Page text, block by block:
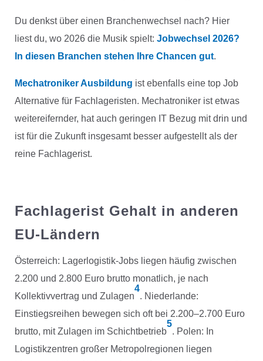
Du denkst über einen Branchenwechsel nach? Hier
liest du, wo 2026 die Musik spielt: Jobwechsel 2026?
In diesen Branchen stehen Ihre Chancen gut.
Mechatroniker Ausbildung ist ebenfalls eine top Job
Alternative für Fachlageristen. Mechatroniker ist etwas
weitereifernder, hat auch geringen IT Bezug mit drin und
ist für die Zukunft insgesamt besser aufgestellt als der
reine Fachlagerist.
Fachlagerist Gehalt in anderen
EU-Ländern
Österreich: Lagerlogistik-Jobs liegen häufig zwischen
2.200 und 2.800 Euro brutto monatlich, je nach
Kollektivvertrag und Zulagen
4
. Niederlande:
Einstiegsreihen bewegen sich oft bei 2.200–2.700 Euro
brutto, mit Zulagen im Schichtbetrieb
5
. Polen: In
Logistikzentren großer Metropolregionen liegen